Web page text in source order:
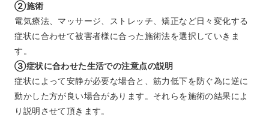
②施術
電気療法、マッサージ、ストレッチ、矯正など日々変化する
症状に合わせて被害者様に合った施術法を選択していきま
す。
③症状に合わせた生活での注意点の説明
症状によって安静が必要な場合と、筋力低下を防ぐ為に逆に
動かした方が良い場合があります。それらを施術の結果によ
り説明させて頂きます。